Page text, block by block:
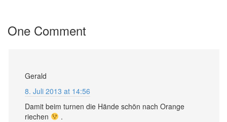
One Comment
Gerald
8. Juli 2013 at 14:56
Damit beim turnen die Hände schön nach Orange
riechen
.